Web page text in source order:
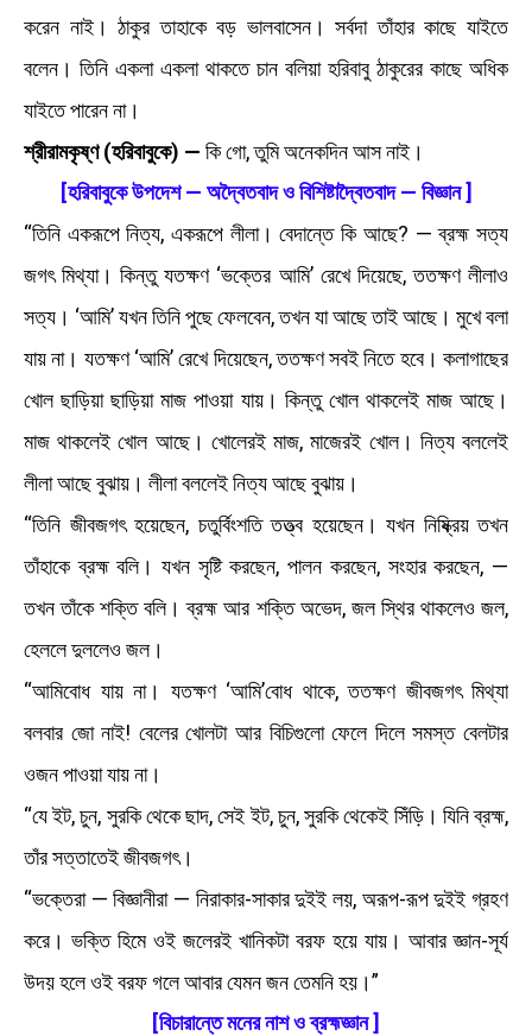
করেন নাই। ঠাকুর তাহাকে বড় ভালবাসেন। সর্বদা তাঁহার কাছে যাইতে
বলেন। তিনি একলা একলা থাকতে চান বলিয়া হরিবাবু ঠাকুরের কাছে অধিক
যাইতে পারেন না।
শ্রীরামকৃষ্ণ (হরিবাবুকে) — কি গো, তুমি অনেকদিন আস নাই।
[হরিবাবুকে উপদেশ — অদ্বৈতবাদ ও বিশিষ্টাদ্বৈতবাদ — বিজ্ঞান ]
“তিনি একরূপে নিত্য, একরূপে লীলা। বেদান্তে কি আছে? — ব্রহ্ম সত্য
জগৎ মিথ্যা। কিন্তু যতক্ষণ ‘ভক্তের আমি’ রেখে দিয়েছে, ততক্ষণ লীলাও
সত্য। ‘আমি’ যখন তিনি পুছে ফেলবেন, তখন যা আছে তাই আছে। মুখে বলা
যায় না। যতক্ষণ ‘আমি’ রেখে দিয়েছেন, ততক্ষণ সবই নিতে হবে। কলাগাছের
খোল ছাড়িয়া ছাড়িয়া মাজ পাওয়া যায়। কিন্তু খোল থাকলেই মাজ আছে।
মাজ থাকলেই খোল আছে। খোলেরই মাজ, মাজেরই খোল। নিত্য বললেই
লীলা আছে বুঝায়। লীলা বললেই নিত্য আছে বুঝায়।
“তিনি জীবজগৎ হয়েছেন, চতুর্বিংশতি তত্ত্ব হয়েছেন। যখন নিষ্ক্রিয় তখন
তাঁহাকে ব্রহ্ম বলি। যখন সৃষ্টি করছেন, পালন করছেন, সংহার করছেন, —
তখন তাঁকে শক্তি বলি। ব্রহ্ম আর শক্তি অভেদ, জল স্থির থাকলেও জল,
হেললে দুললেও জল।
“আমিবোধ যায় না। যতক্ষণ ‘আমি’বোধ থাকে, ততক্ষণ জীবজগৎ মিথ্যা
বলবার জো নাই! বেলের খোলটা আর বিচিগুলো ফেলে দিলে সমস্ত বেলটার
ওজন পাওয়া যায় না।
“যে ইট, চুন, সুরকি থেকে ছাদ, সেই ইট, চুন, সুরকি থেকেই সিঁড়ি। যিনি ব্রহ্ম,
তাঁর সত্তাতেই জীবজগৎ।
“ভক্তেরা — বিজ্ঞানীরা — নিরাকার-সাকার দুইই লয়, অরূপ-রূপ দুইই গ্রহণ
করে। ভক্তি হিমে ওই জলেরই খানিকটা বরফ হয়ে যায়। আবার জ্ঞান-সূর্য
উদয় হলে ওই বরফ গলে আবার যেমন জন তেমনি হয়।”
[বিচারান্তে মনের নাশ ও ব্রহ্মজ্ঞান ]